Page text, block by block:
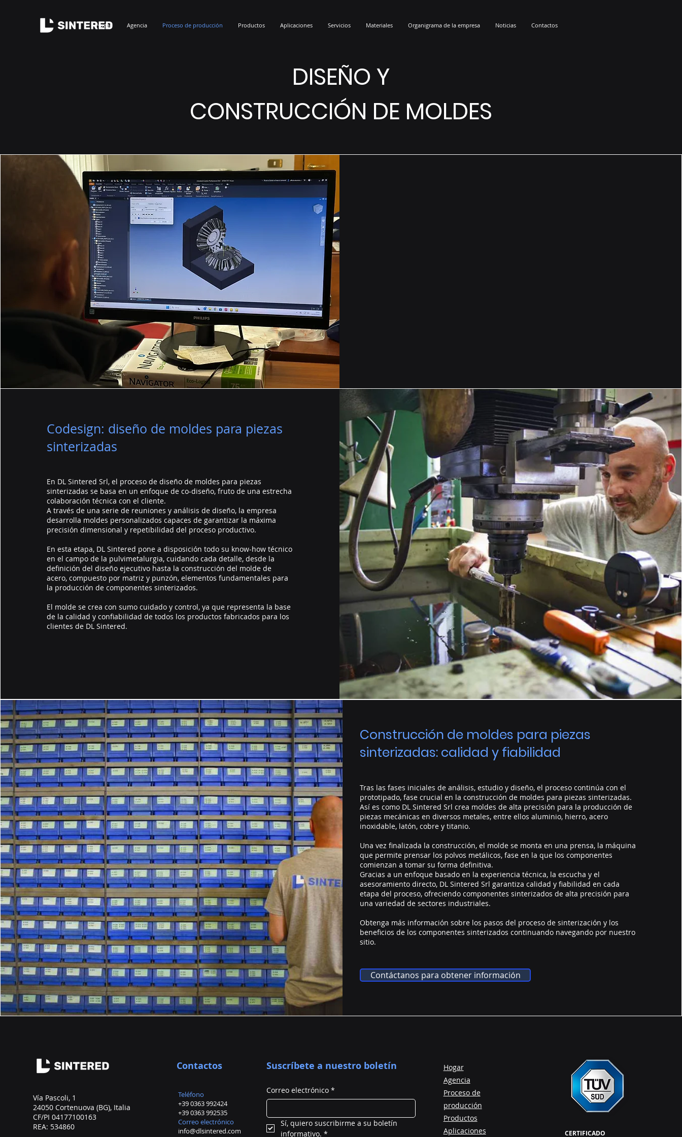
Hogar Agencia Proceso de producción Productos Aplicaciones Servicios Materiales Organigrama de la empresa Noticias Contactos
DISEÑO Y
CONSTRUCCIÓN DE MOLDES
Codesign: diseño de moldes para piezas
sinterizadas
En DL Sintered Srl, el proceso de diseño de moldes para piezas
sinterizadas se basa en un enfoque de co-diseño, fruto de una estrecha
colaboración técnica con el cliente.
A través de una serie de reuniones y análisis de diseño, la empresa
desarrolla moldes personalizados capaces de garantizar la máxima
precisión dimensional y repetibilidad del proceso productivo.
En esta etapa, DL Sintered pone a disposición todo su know-how técnico
en el campo de la pulvimetalurgia, cuidando cada detalle, desde la
definición del diseño ejecutivo hasta la construcción del molde de
acero, compuesto por matriz y punzón, elementos fundamentales para
la producción de componentes sinterizados.
El molde se crea con sumo cuidado y control, ya que representa la base
de la calidad y confiabilidad de todos los productos fabricados para los
clientes de DL Sintered.
Construcción de moldes para piezas
sinterizadas: calidad y fiabilidad
Tras las fases iniciales de análisis, estudio y diseño, el proceso continúa con el
prototipado, fase crucial en la construcción de moldes para piezas sinterizadas.
Así es como DL Sintered Srl crea moldes de alta precisión para la producción de
piezas mecánicas en diversos metales, entre ellos aluminio, hierro, acero
inoxidable, latón, cobre y titanio.
Una vez finalizada la construcción, el molde se monta en una prensa, la máquina
que permite prensar los polvos metálicos, fase en la que los componentes
comienzan a tomar su forma definitiva.
Gracias a un enfoque basado en la experiencia técnica, la escucha y el
asesoramiento directo, DL Sintered Srl garantiza calidad y fiabilidad en cada
etapa del proceso, ofreciendo componentes sinterizados de alta precisión para
una variedad de sectores industriales.
Obtenga más información sobre los pasos del proceso de sinterización y los
beneficios de los componentes sinterizados continuando navegando por nuestro
sitio.
Contáctanos para obtener información
Vía Pascoli, 1
24050 Cortenuova (BG), Italia
CF/PI 04177100163
REA: 534860
Contactos
Teléfono
+39 0363 992424
+39 0363 992535
Correo electrónico
info@dlsintered.com
Suscríbete a nuestro boletín
Correo electrónico *
Sí, quiero suscribirme a su boletín
informativo. *
Hogar
Agencia
Proceso de
producción
Productos
Aplicaciones
CERTIFICADO